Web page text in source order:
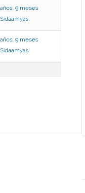
9 meses
Sidaamyas
9 meses
Sidaamyas